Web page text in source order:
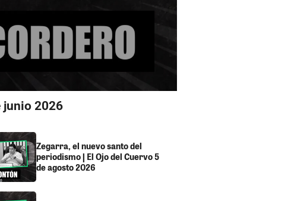
junio 2026
Zegarra, el nuevo santo del
periodismo | El Ojo del Cuervo 5
de agosto 2026